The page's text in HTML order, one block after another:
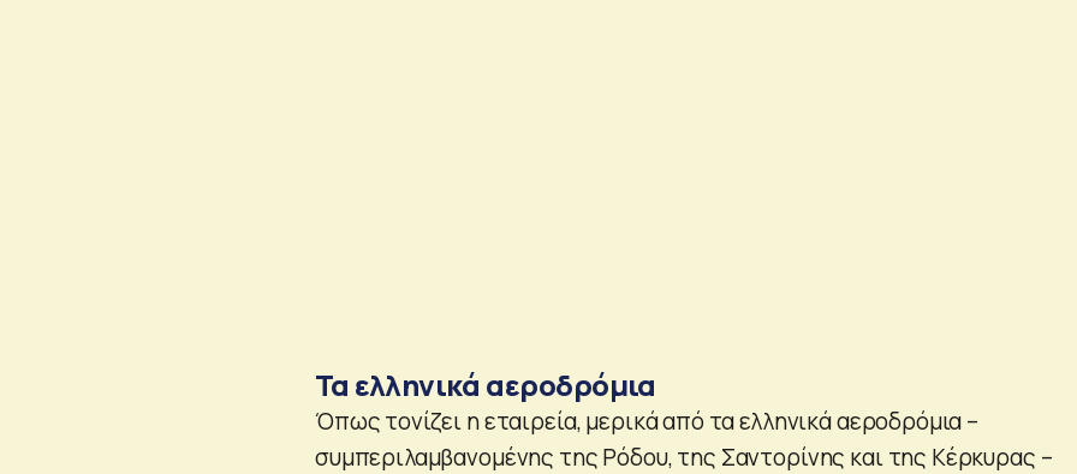
Τα ελληνικά αεροδρόμια
Όπως τονίζει η εταιρεία, μερικά από τα ελληνικά αεροδρόμια –
συμπεριλαμβανομένης της Ρόδου, της Σαντορίνης και της Κέρκυρας –